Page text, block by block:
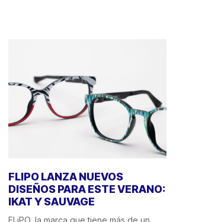
FLIPO LANZA NUEVOS
DISEÑOS PARA ESTE VERANO:
IKAT Y SAUVAGE
FLiPO, la marca que tiene más de un